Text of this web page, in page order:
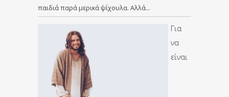
παιδιά παρά μερικά ψίχουλα. Αλλά…
Για
να
είναι